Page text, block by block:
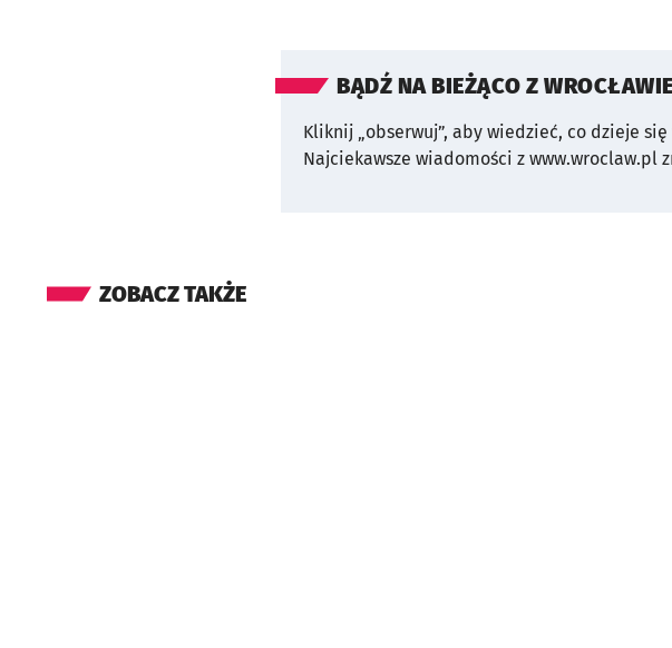
BĄDŹ NA BIEŻĄCO Z
Kliknij „obserwuj”, aby wiedzieć, co dzieje się
Najciekawsze wiadomości z www.wroclaw.pl
ZOBACZ TAKŻE